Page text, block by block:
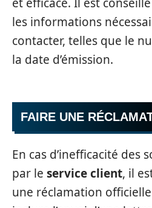
les informations
contacter, telles que le
la date d’émission.
FAIRE UNE
En cas d’inefficacité des
par le service client, il
une réclamation